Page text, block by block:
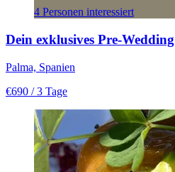
4 Personen interessiert
Dein exklusives Pre-
Palma, Spanien
€690 / 3 Tage